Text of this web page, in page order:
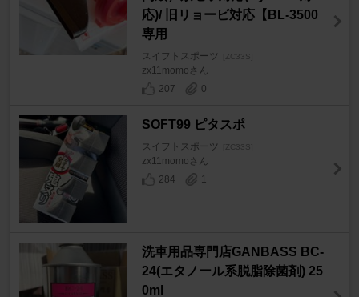
応)/ 旧リョービ対応【BL-3500
専用
スイフトスポーツ [ZC33S]
zx11momoさん
207
0
SOFT99 ピタスポ
スイフトスポーツ [ZC33S]
zx11momoさん
284
1
洗車用品専門店GANBASS BC-
24(エタノール系脱脂除菌剤) 25
0ml